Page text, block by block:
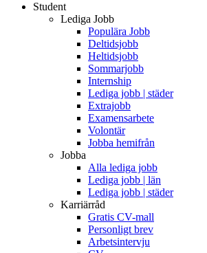
Student
Lediga Jobb
Populära Jobb
Deltidsjobb
Heltidsjobb
Sommarjobb
Internship
Lediga jobb | städer
Extrajobb
Examensarbete
Volontär
Jobba hemifrån
Jobba
Alla lediga jobb
Lediga jobb | län
Lediga jobb | städer
Karriärråd
Gratis CV-mall
Personligt brev
Arbetsintervju